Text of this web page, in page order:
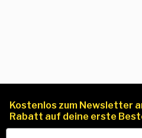
Kostenlos zum Newsletter
Rabatt auf deine erste